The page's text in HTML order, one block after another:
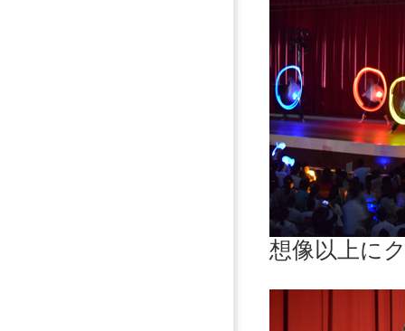
想像以上に